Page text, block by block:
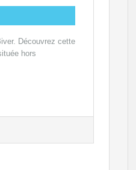
Découvrez cette
hors